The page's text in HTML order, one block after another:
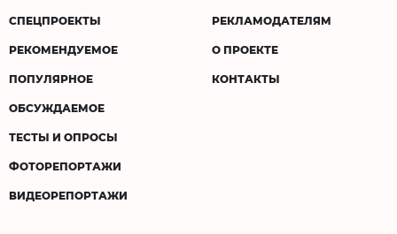
СПЕЦПРОЕКТЫ
РЕКОМЕНДУЕМОЕ
ПОПУЛЯРНОЕ
ОБСУЖДАЕМОЕ
ТЕСТЫ И ОПРОСЫ
ФОТОРЕПОРТАЖИ
ВИДЕОРЕПОРТАЖИ
РЕКЛАМОДАТЕЛЯМ
О ПРОЕКТЕ
КОНТАКТЫ